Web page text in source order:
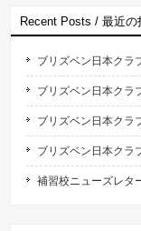
Recent Posts / 最近の
ブリズベン日本ク
ブリズベン日本ク
ブリズベン日本ク
ブリズベン日本ク
補習校ニューズレ